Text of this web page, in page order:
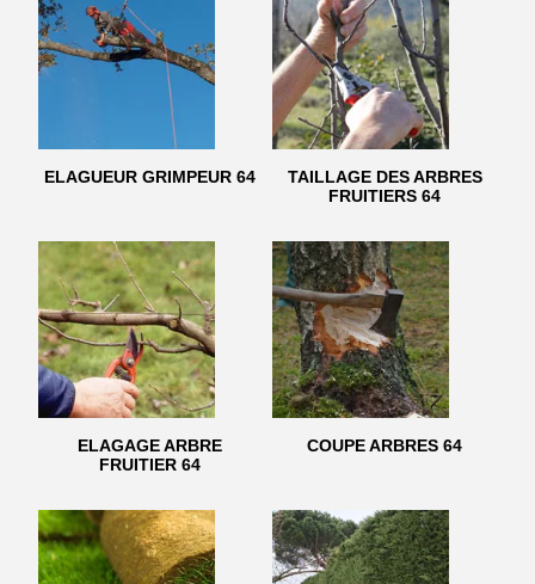
ELAGUEUR GRIMPEUR 64
TAILLAGE DES ARBRES
FRUITIERS 64
ELAGAGE ARBRE
FRUITIER 64
COUPE ARBRES 64